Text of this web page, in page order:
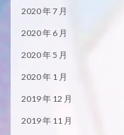
2020 年 7 月
2020 年 6 月
2020 年 5 月
2020 年 1 月
2019 年 12 月
2019 年 11 月